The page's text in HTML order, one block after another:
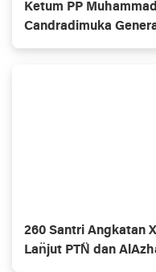
Ketum PP
Candradimuka
260 Santri Angkatan
Lan̈jut PTN̈ dan